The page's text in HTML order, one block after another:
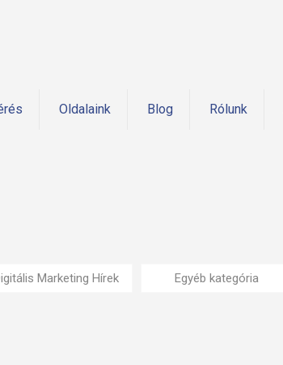
Oldalaink Blog Rólunk
Marketing Hírek Egyéb kategória